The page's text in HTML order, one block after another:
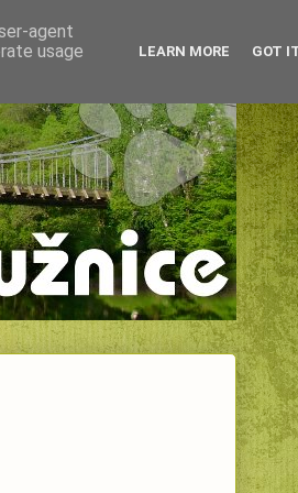
agent
usage
LEARN MORE GOT